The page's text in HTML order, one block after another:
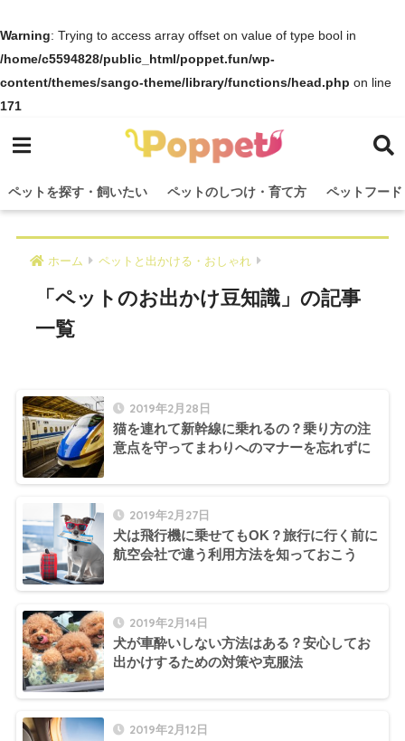
Warning: Trying to access array offset on value of type bool in
/home/c5594828/public_html/poppet.fun/wp-
content/themes/sango-theme/library/functions/head.php on line
171
ペットを探す・飼いたい ペットのしつけ・育て方 ペットフー
ホーム ペットと出かける・おしゃれ
「ペットのお出かけ豆知識」の記事
一覧
2019年2月28日
猫を連れて新幹線に乗れるの？乗り方の注
意点を守ってまわりへのマナーを忘れずに
2019年2月27日
犬は飛行機に乗せてもOK？旅行に行く前に
航空会社で違う利用方法を知っておこう
2019年2月14日
犬が車酔いしない方法はある？安心してお
出かけするための対策や克服法
2019年2月12日